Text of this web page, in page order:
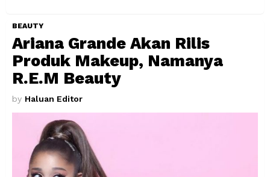
BEAUTY
Ariana Grande Akan Rilis
Produk Makeup, Namanya
R.E.M Beauty
by Haluan Editor